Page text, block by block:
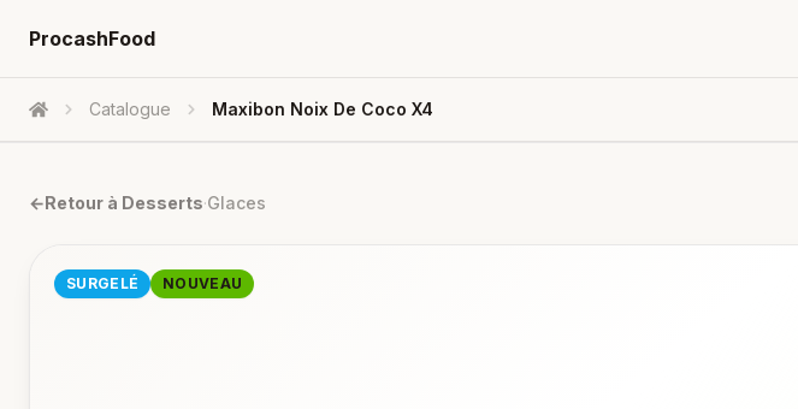
ProcashFood
Accueil Catalogue Maxibon Noix De Coco X4
←Retour à Desserts·Glaces
SURGELÉ
NOUVEAU